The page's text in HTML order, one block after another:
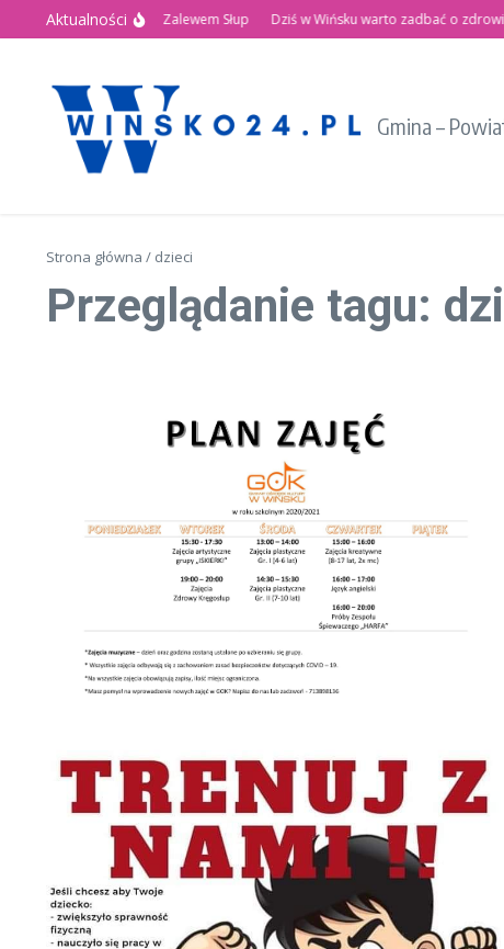
Przejdź do treści
Aktualności
Letnie Święto nad Zalewem Słup Dziś w Wińsku warto zadbać o zdrowie!
Gmina –
Strona główna / dzieci
Przeglądanie tagu: